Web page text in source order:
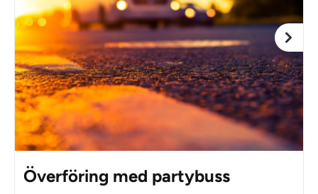
Överföring med partybuss